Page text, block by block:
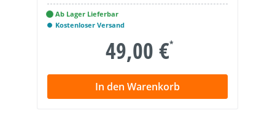
Ab Lager Lieferbar
Kostenloser Versand
49,00 €*
In den Warenkorb